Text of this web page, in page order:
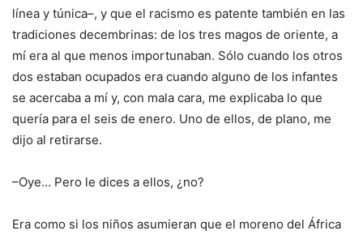
línea y túnica–, y que el racismo es patente también en las
tradiciones decembrinas: de los tres magos de oriente, a
mí era al que menos importunaban. Sólo cuando los otros
dos estaban ocupados era cuando alguno de los infantes
se acercaba a mí y, con mala cara, me explicaba lo que
quería para el seis de enero. Uno de ellos, de plano, me
dijo al retirarse.
–Oye… Pero le dices a ellos, ¿no?
Era como si los niños asumieran que el moreno del África